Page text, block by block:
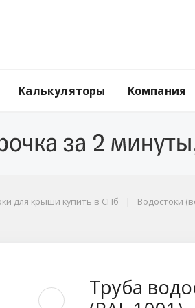
Калькуляторы Компания
м Docke
для крыши купить в СПб
Водостоки
Труба